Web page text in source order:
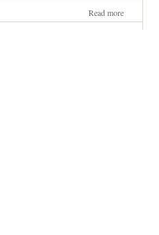
Read moreabout
Cunoaște-